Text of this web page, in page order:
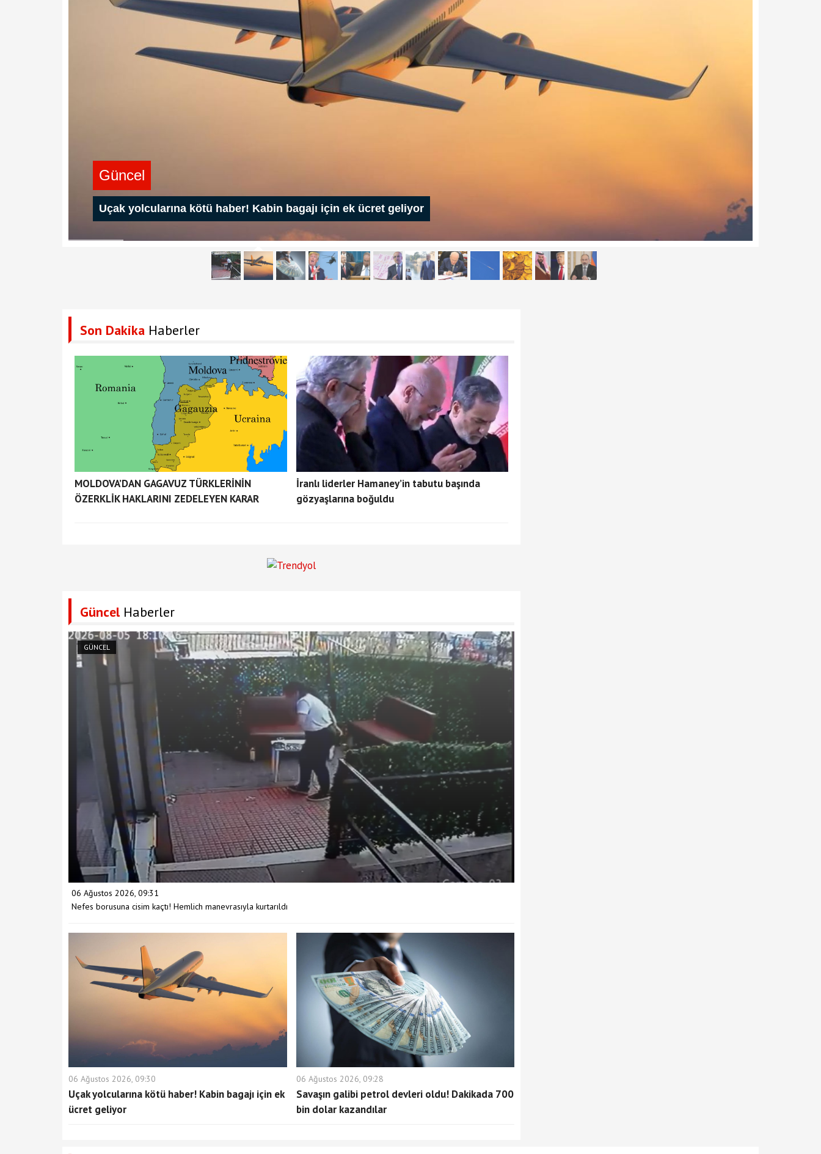
Güncel
Uçak yolcularına kötü haber! Kabin bagajı için ek ücret geliyor
Son Dakika Haberler
MOLDOVA’DAN GAGAVUZ TÜRKLERİNİN
ÖZERKLİK HAKLARINI ZEDELEYEN KARAR
İranlı liderler Hamaney’in tabutu başında
gözyaşlarına boğuldu
GüncelHaberler
GÜNCEL
06 Ağustos 2026, 09:31
Nefes borusuna cisim kaçtı! Hemlich manevrasıyla kurtarıldı
06 Ağustos 2026, 09:30
Uçak yolcularına kötü haber! Kabin bagajı için ek
ücret geliyor
06 Ağustos 2026, 09:28
Savaşın galibi petrol devleri oldu! Dakikada 700
bin dolar kazandılar